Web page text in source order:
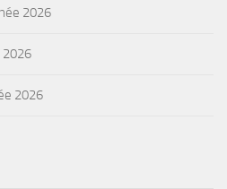
2026
2026
2026